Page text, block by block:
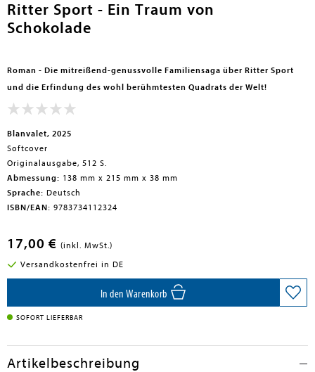
Ritter Sport - Ein Traum von
Schokolade
Roman - Die mitreißend-genussvolle Familiensaga über Ritter Sport
und die Erfindung des wohl berühmtesten Quadrats der Welt!
Blanvalet, 2025
Softcover
Originalausgabe, 512 S.
Abmessung: 138 mm x 215 mm x 38 mm
Sprache: Deutsch
ISBN/EAN: 9783734112324
17,00 € (inkl. MwSt.)
Versandkostenfrei in DE
In den Warenkorb
SOFORT LIEFERBAR
Artikelbeschreibung